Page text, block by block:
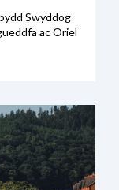
Swyddog
ac Oriel